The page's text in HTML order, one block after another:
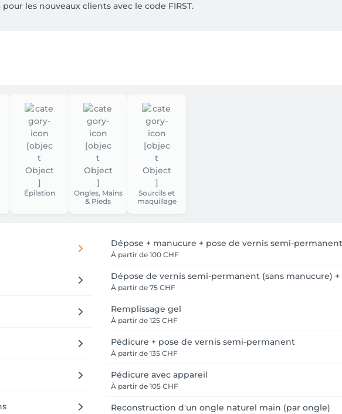
les nouveaux clients avec le code FIRST.
Épilation
Ongles, Mains
& Pieds
Sourcils et
maquillage
Dépose + manucure + pose de vernis semi-permanent
À partir de 100 CHF
Dépose de vernis semi-permanent (sans manucure)
À partir de 75 CHF
Remplissage gel
À partir de 125 CHF
Pédicure + pose de vernis semi-permanent
À partir de 135 CHF
Pédicure avec appareil
À partir de 105 CHF
Reconstruction d'un ongle naturel main (par ongle)